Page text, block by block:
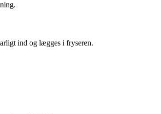
ind og lægges i fryseren.